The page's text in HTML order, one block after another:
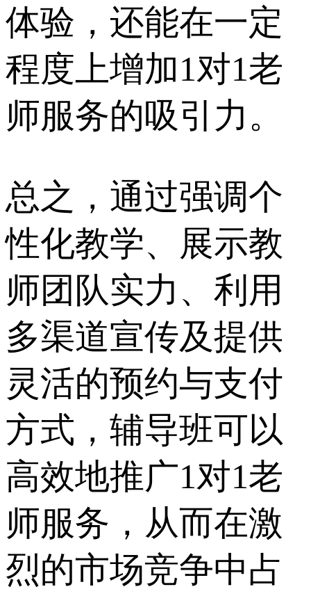
体验，还能在一定
程度上增加1对1老
师服务的吸引力。
总之，通过强调个
性化教学、展示教
师团队实力、利用
多渠道宣传及提供
灵活的预约与支付
方式，辅导班可以
高效地推广1对1老
师服务，从而在激
烈的市场竞争中占